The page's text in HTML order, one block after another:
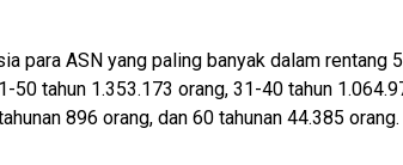
para ASN yang paling banyak dalam rentang
50 tahun 1.353.173 orang, 31-40 tahun
896 orang, dan 60 tahunan 44.385 orang.